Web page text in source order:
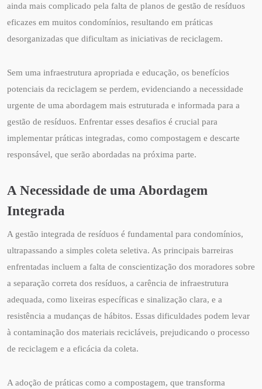
ainda mais complicado pela falta de planos de gestão de resíduos
eficazes em muitos condomínios, resultando em práticas
desorganizadas que dificultam as iniciativas de reciclagem.
Sem uma infraestrutura apropriada e educação, os benefícios
potenciais da reciclagem se perdem, evidenciando a necessidade
urgente de uma abordagem mais estruturada e informada para a
gestão de resíduos. Enfrentar esses desafios é crucial para
implementar práticas integradas, como compostagem e descarte
responsável, que serão abordadas na próxima parte.
A Necessidade de uma Abordagem
Integrada
A gestão integrada de resíduos é fundamental para condomínios,
ultrapassando a simples coleta seletiva. As principais barreiras
enfrentadas incluem a falta de conscientização dos moradores sobre
a separação correta dos resíduos, a carência de infraestrutura
adequada, como lixeiras específicas e sinalização clara, e a
resistência a mudanças de hábitos. Essas dificuldades podem levar
à contaminação dos materiais recicláveis, prejudicando o processo
de reciclagem e a eficácia da coleta.
A adoção de práticas como a compostagem, que transforma